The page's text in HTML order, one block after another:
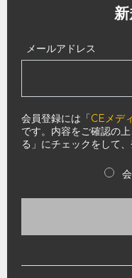
メールアドレス
会員登録には「CEメデ
です。内容をご確認の
る」にチェックをして